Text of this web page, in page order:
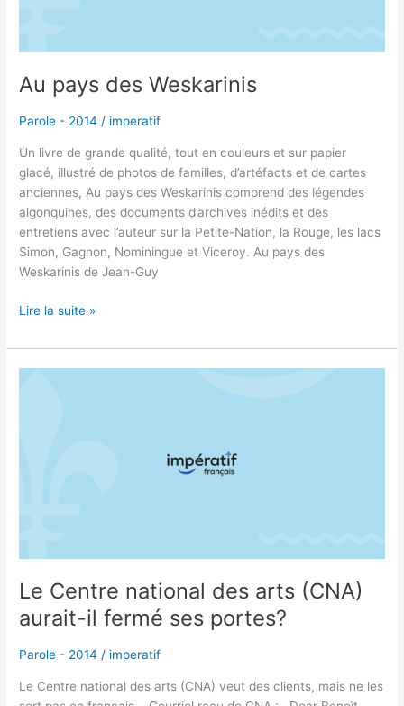
Au pays des Weskarinis
Parole - 2014 / imperatif
Un livre de grande qualité, tout en couleurs et sur papier
glacé, illustré de photos de familles, d’artéfacts et de cartes
anciennes, Au pays des Weskarinis comprend des légendes
algonquines, des documents d’archives inédits et des
entretiens avec l’auteur sur la Petite-Nation, la Rouge, les lacs
Simon, Gagnon, Nominingue et Viceroy. Au pays des
Weskarinis de Jean-Guy
Lire la suite »
Le Centre national des arts (CNA)
aurait-il fermé ses portes?
Parole - 2014 / imperatif
Le Centre national des arts (CNA) veut des clients, mais ne les
ses